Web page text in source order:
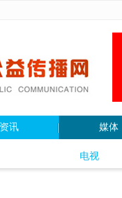
资讯 媒体
电视